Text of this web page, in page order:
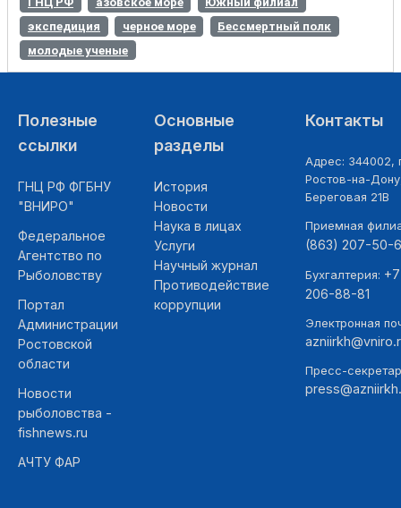
экспедиция
черное море
Бессмертный полк
молодые ученые
Полезные
ссылки
ГНЦ РФ ФГБНУ
"ВНИРО"
Федеральное
Агентство по
Рыболовству
Портал
Администрации
Ростовской
области
Новости
рыболовства -
fishnews.ru
АЧТУ ФАР
Основные
разделы
История
Новости
Наука в лицах
Услуги
Научный журнал
Противодействие
коррупции
Контакты
Адрес: 344002,
Ростов-на-
Береговая 21В
Приемная
(863) 207-50-
Бухгалтерия:
206-88-81
Электронная
Пресс-